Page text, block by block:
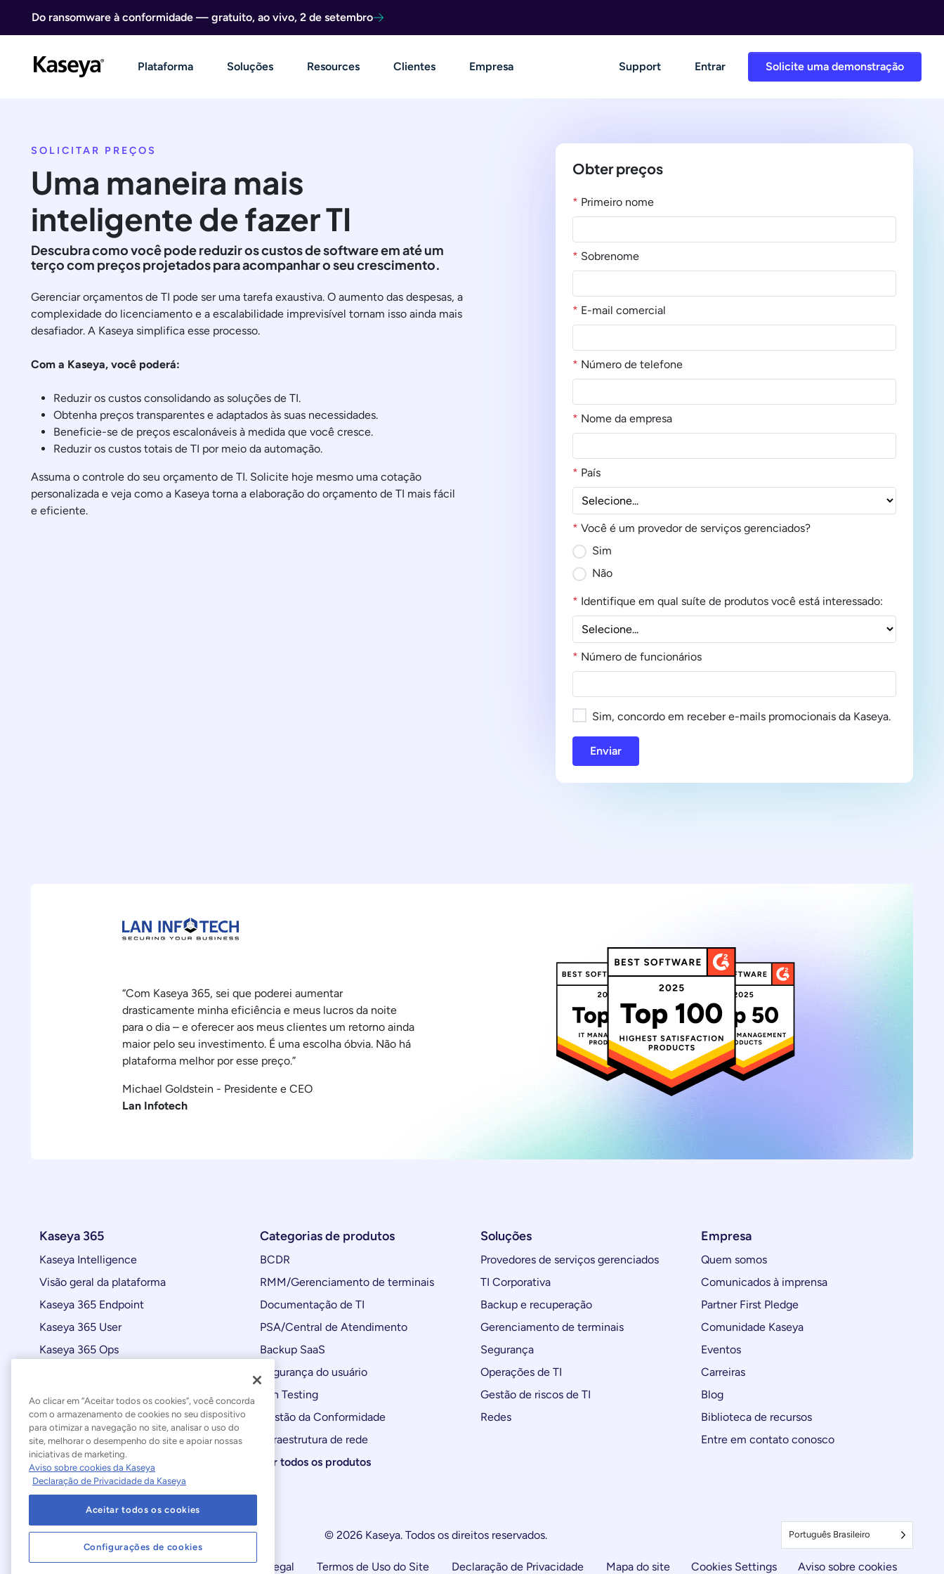
Do ransomware à conformidade — gratuito, ao vivo, 2 de setembro
Solicite uma demonstração
Plataforma Soluções Resources Clientes Empresa Support Entrar
SOLICITAR PREÇOS
Uma maneira mais
inteligente de fazer TI
Descubra como você pode reduzir os custos de software em até um
terço com preços projetados para acompanhar o seu crescimento.
Gerenciar orçamentos de TI pode ser uma tarefa exaustiva. O aumento das despesas, a
complexidade do licenciamento e a escalabilidade imprevisível tornam isso ainda mais
desafiador. A Kaseya simplifica esse processo.
Com a Kaseya, você poderá:
Reduzir os custos consolidando as soluções de TI.
Obtenha preços transparentes e adaptados às suas necessidades.
Beneficie-se de preços escalonáveis à medida que você cresce.
Reduzir os custos totais de TI por meio da automação.
Assuma o controle do seu orçamento de TI. Solicite hoje mesmo uma cotação
personalizada e veja como a Kaseya torna a elaboração do orçamento de TI mais fácil
e eficiente.
Obter preços
* Primeiro nome
* Sobrenome
* E-mail comercial
* Número de telefone
* Nome da empresa
* País
* Você é um provedor de serviços gerenciados?
Sim
Não
* Identifique em qual suíte de produtos você está interessado:
* Número de funcionários
Sim, concordo em receber e-mails promocionais da Kaseya.
Enviar
“Com Kaseya 365, sei que poderei aumentar
drasticamente minha eficiência e meus lucros da noite
para o dia – e oferecer aos meus clientes um retorno ainda
maior pelo seu investimento. É uma escolha óbvia. Não há
plataforma melhor por esse preço.”
Michael Goldstein - Presidente e CEO
Lan Infotech
Kaseya 365
Kaseya Intelligence
Visão geral da plataforma
Kaseya 365 Endpoint
Kaseya 365 User
Kaseya 365 Ops
Atualizações de produtos
Categorias de produtos
BCDR
RMM/Gerenciamento de terminais
Documentação de TI
PSA/Central de Atendimento
Backup SaaS
Segurança do usuário
Pen Testing
Gestão da Conformidade
Infraestrutura de rede
Ver todos os produtos
Soluções
Provedores de serviços gerenciados
TI Corporativa
Backup e recuperação
Gerenciamento de terminais
Segurança
Operações de TI
Gestão de riscos de TI
Redes
Empresa
Quem somos
Comunicados à imprensa
Partner First Pledge
Comunidade Kaseya
Eventos
Carreiras
Blog
Biblioteca de recursos
Entre em contato conosco
© 2026 Kaseya. Todos os direitos reservados. Português Brasileiro
Declaração sobre a Escravidão Moderna Legal Termos de Uso do Site Declaração de Privacidade Mapa do site Cookies Settings Aviso sobre cookies
Ao clicar em “Aceitar todos os cookies”, você concorda
com o armazenamento de cookies no seu dispositivo
para otimizar a navegação no site, analisar o uso do
site, melhorar o desempenho do site e apoiar nossas
iniciativas de marketing.
Aviso sobre cookies da Kaseya
Declaração de Privacidade da Kaseya
Aceitar todos os cookies
Configurações de cookies